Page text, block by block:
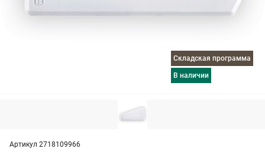
Складская программа
в наличии
Артикул 2718109966